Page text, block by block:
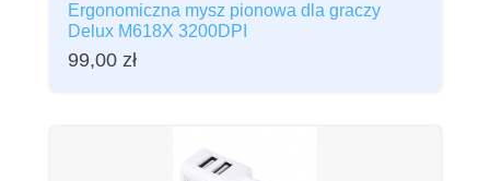
Ergonomiczna mysz pionowa dla graczy
Delux M618X 3200DPI
99,00 zł